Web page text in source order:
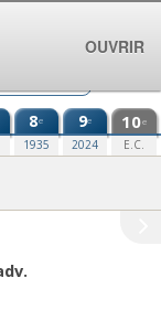
8e
1935
9e
2024
10e
E.C.
OUVRIR